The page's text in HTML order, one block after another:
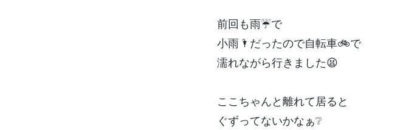
前回も雨☔で
小雨🌂だったので自転車🚲️で
濡れながら行きました😫
ここちゃんと離れて居ると
ぐずってないかなぁ❔